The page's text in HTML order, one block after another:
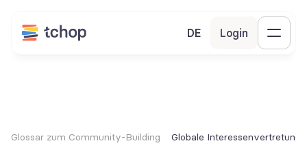
DE Login
Glossar zum Community-Building Globale Interessenvertretung